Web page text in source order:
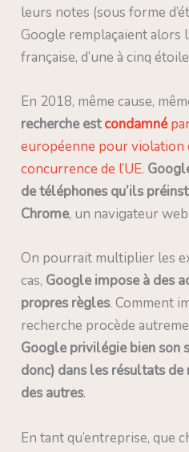
leurs notes (sous forme
Google remplaçaient alors
française, d’une à cinq
En 2018, même cause,
recherche estcondamné
européenne pour violation
concurrence de l’UE.
de téléphones qu’ils
Chrome, un navigateur
On pourrait multiplier les
cas, Google impose à des
propres règles. Comment
recherche procède
Google privilégie bien son
donc) dans les résultats
des autres.
En tant qu’entreprise, que